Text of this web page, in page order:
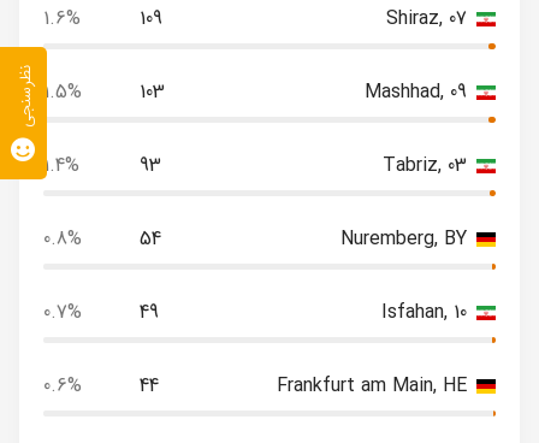
Shiraz, 07
109
1.6%
Mashhad, 09
103
1.5%
Tabriz, 03
93
1.4%
Nuremberg, BY
54
0.8%
Isfahan, 10
49
0.7%
Frankfurt am Main, HE
44
0.6%
نظرسنجی